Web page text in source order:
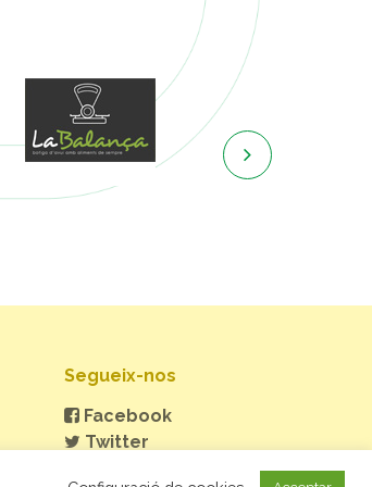

Segueix-nos
Facebook
Twitter